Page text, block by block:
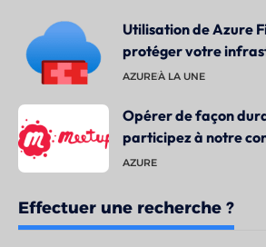
Utilisation de Azure
protéger votre
AZUREÀ LA UNE
Opérer de façon
participez à notre
AZURE
Effectuer une recherche ?